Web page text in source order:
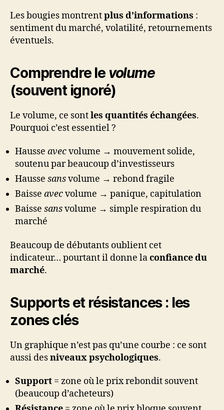
Les bougies montrentplus d’informations :
sentiment du marché, volatilité, retournements
éventuels.
Comprendre le volume
(souvent ignoré)
Le volume, ce sontles quantités échangées.
Pourquoi c’est essentiel ?
Hausse avecvolume → mouvement solide,
soutenu par beaucoup d’investisseurs
Hausse sansvolume → rebond fragile
Baisse avecvolume → panique, capitulation
Baisse sansvolume → simple respiration du
marché
Beaucoup de débutants oublient cet
indicateur… pourtant il donne laconfiance du
marché.
Supports et résistances : les
zones clés
Un graphique n’est pas qu’une courbe : ce sont
aussi desniveaux psychologiques.
Support = zone où le prix rebondit souvent
(beaucoup d’acheteurs)